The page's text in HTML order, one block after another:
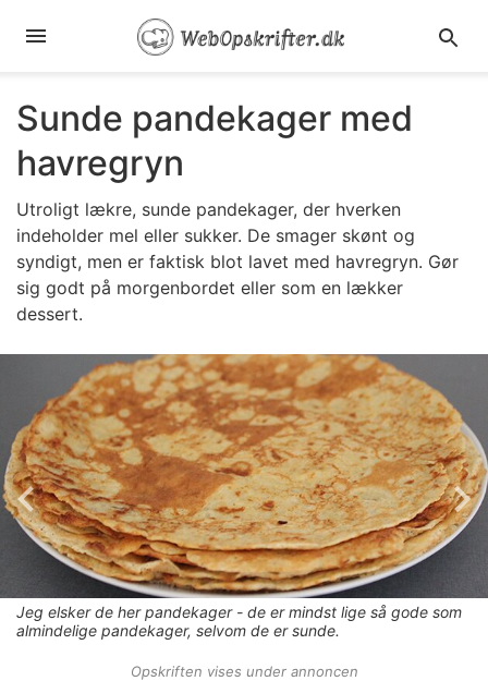
Sunde pandekager med
havregryn
Utroligt lækre, sunde pandekager, der hverken
indeholder mel eller sukker. De smager skønt og
syndigt, men er faktisk blot lavet med havregryn. Gør
sig godt på morgenbordet eller som en lækker
dessert.
Jeg elsker de her pandekager - de er mindst lige så gode som
almindelige pandekager, selvom de er sunde.
Opskriften vises under annoncen